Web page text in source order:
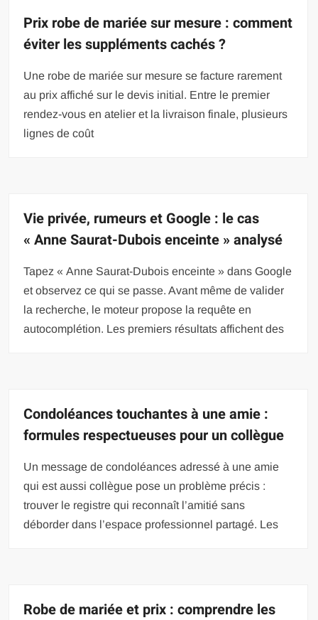
Prix robe de mariée sur mesure : comment
éviter les suppléments cachés ?
Une robe de mariée sur mesure se facture rarement
au prix affiché sur le devis initial. Entre le premier
rendez-vous en atelier et la livraison finale, plusieurs
lignes de coût
Vie privée, rumeurs et Google : le cas
« Anne Saurat-Dubois enceinte » analysé
Tapez « Anne Saurat-Dubois enceinte » dans Google
et observez ce qui se passe. Avant même de valider
la recherche, le moteur propose la requête en
autocomplétion. Les premiers résultats affichent des
Condoléances touchantes à une amie :
formules respectueuses pour un collègue
Un message de condoléances adressé à une amie
qui est aussi collègue pose un problème précis :
trouver le registre qui reconnaît l’amitié sans
déborder dans l’espace professionnel partagé. Les
Robe de mariée et prix : comprendre les